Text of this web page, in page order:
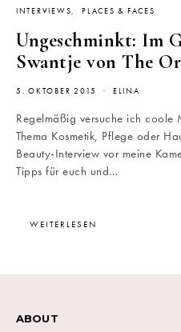
INTERVIEWS PLACES & FACES
Ungeschminkt: Im
Swantje von The
5. OKTOBER 2015 ELINA
Regelmäßig versuche ich coole
Thema Kosmetik, Pflege oder
Beauty-Interview vor meine
Tipps für euch und…
WEITERLESEN
ABOUT